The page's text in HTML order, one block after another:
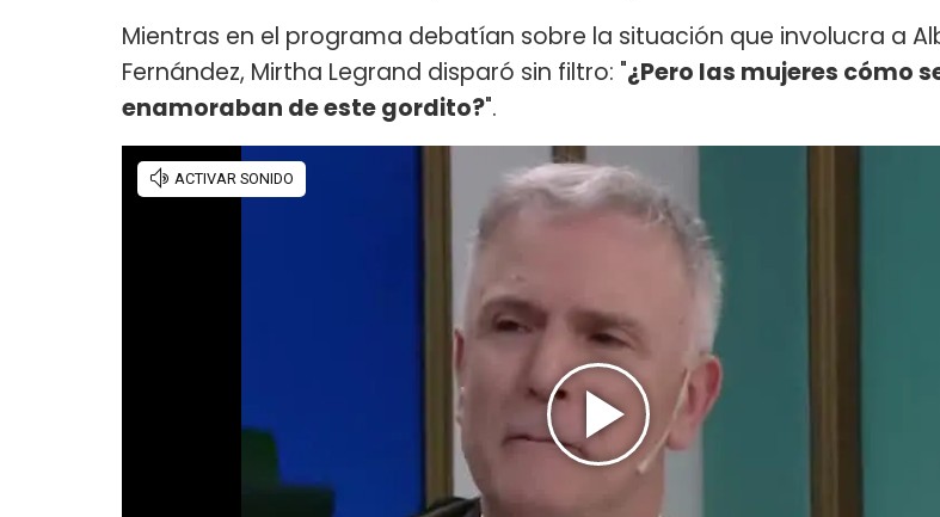
Mientras en el programa debatían sobre la situación que involucra a
Fernández, Mirtha Legrand disparó sin filtro: "¿Pero las mujeres cómo
enamoraban de este gordito?".